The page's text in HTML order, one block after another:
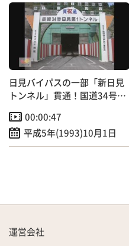
日見バイパスの一部「新日見
トンネル」貫通！国道34号交
00:00:47
平成5年(1993)10月1日
運営会社